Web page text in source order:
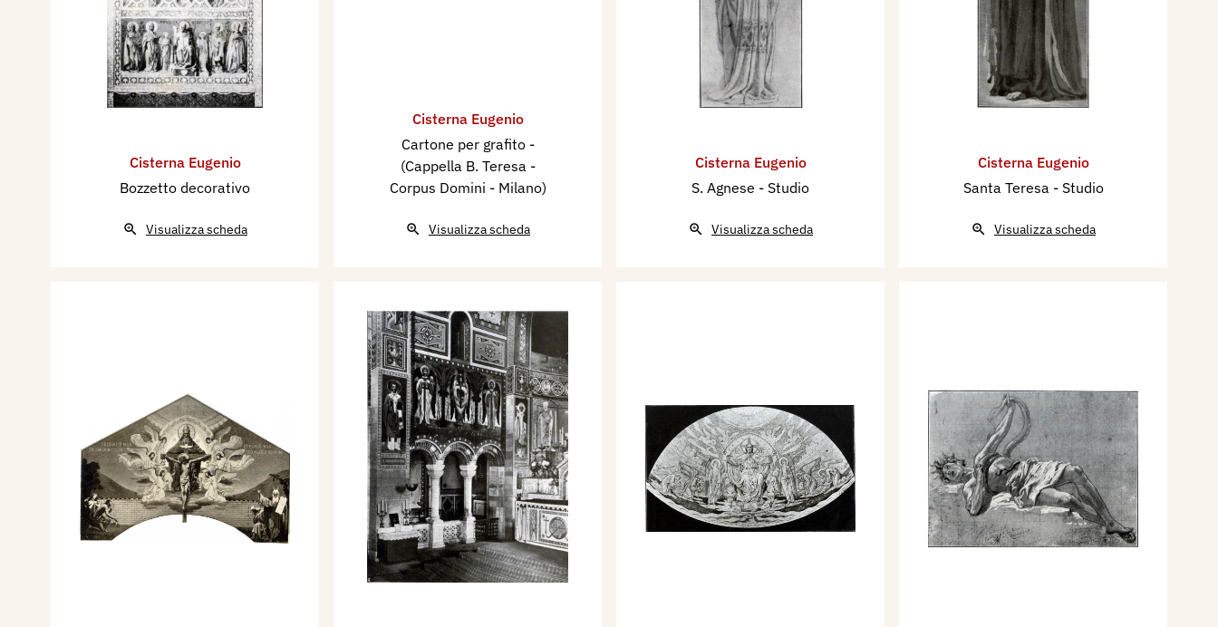
Cisterna Eugenio
Bozzetto decorativo
Visualizza scheda
Cisterna Eugenio
Cartone per grafito -
(Cappella B. Teresa -
Corpus Domini - Milano)
Visualizza scheda
Cisterna Eugenio
S. Agnese - Studio
Visualizza scheda
Cisterna Eugenio
Santa Teresa - Studio
Visualizza scheda